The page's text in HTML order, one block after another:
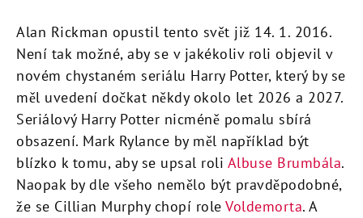
Alan Rickman opustil tento svět již 14. 1. 2016.
Není tak možné, aby se v jakékoliv roli objevil v
novém chystaném seriálu Harry Potter, který by se
měl uvedení dočkat někdy okolo let 2026 a 2027.
Seriálový Harry Potter nicméně pomalu sbírá
obsazení. Mark Rylance by měl například být
blízko k tomu, aby se upsal roli Albuse Brumbála.
Naopak by dle všeho nemělo být pravděpodobné,
že se Cillian Murphy chopí role Voldemorta. A